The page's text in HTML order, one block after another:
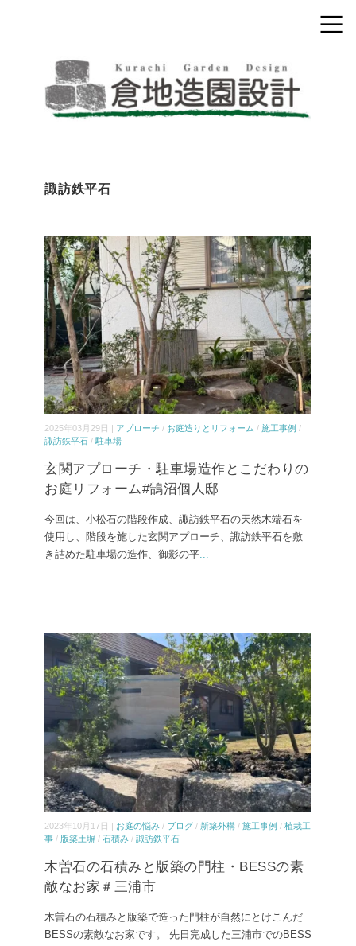
諏訪鉄平石
2025年03月29日 | アプローチ / お庭造りとリフォーム / 施工事例 /
諏訪鉄平石 / 駐車場
玄関アプローチ・駐車場造作とこだわりの
お庭リフォーム#鵠沼個人邸
今回は、小松石の階段作成、諏訪鉄平石の天然木端石を
使用し、階段を施した玄関アプローチ、諏訪鉄平石を敷
き詰めた駐車場の造作、御影の平...
2023年10月17日 | お庭の悩み / ブログ / 新築外構 / 施工事例 / 植栽工
事 / 版築土塀 / 石積み / 諏訪鉄平石
木曽石の石積みと版築の門柱・BESSの素
敵なお家＃三浦市
木曽石の石積みと版築で造った門柱が自然にとけこんだ
BESSの素敵なお家です。 先日完成した三浦市でのBESS